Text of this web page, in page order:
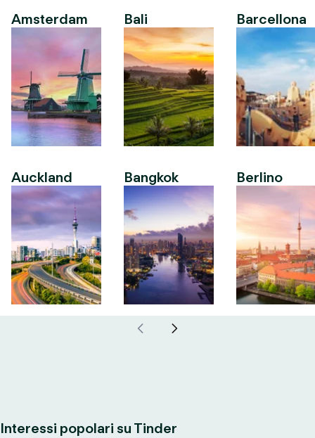
Amsterdam
Auckland
Bali
Bangkok
Barcellona
Berlino
Interessi popolari su Tinder